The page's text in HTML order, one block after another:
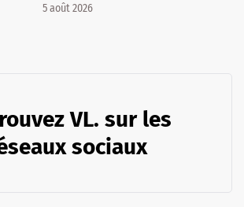
5 août 2026
VL. sur les
sociaux